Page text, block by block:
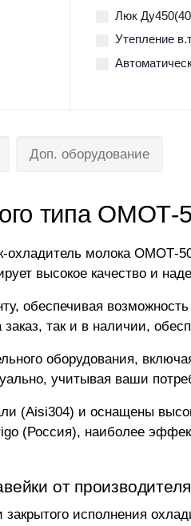
Люк
Утепление
Доп. оборудование
типа ОМОТ-
охладитель молока
высокое качество и
обеспечивая
так и в наличии,
оборудования,
учитывая ваши
(Aisi304) и оснащены
(Россия), наиболее
от
исполнения